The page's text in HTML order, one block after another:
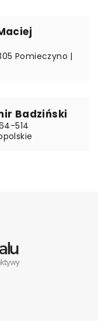
Pomieczyno |
Badziński
514